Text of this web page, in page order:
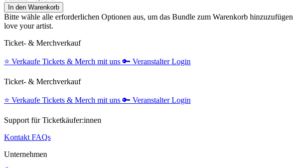
In den Warenkorb
Bitte wähle alle erforderlichen Optionen aus, um das Bundle zum Warenkorb hinzuzufügen
love your artist.
Ticket- & Merchverkauf
⭐️ Verkaufe Tickets & Merch mit uns 🔑 Veranstalter Login
Ticket- & Merchverkauf
⭐️ Verkaufe Tickets & Merch mit uns 🔑 Veranstalter Login
Support für Ticketkäufer:innen
Kontakt FAQs
Unternehmen